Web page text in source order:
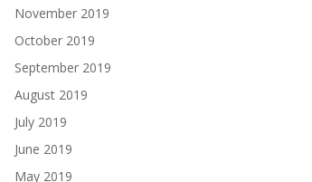
November 2019
October 2019
September 2019
August 2019
July 2019
June 2019
May 2019